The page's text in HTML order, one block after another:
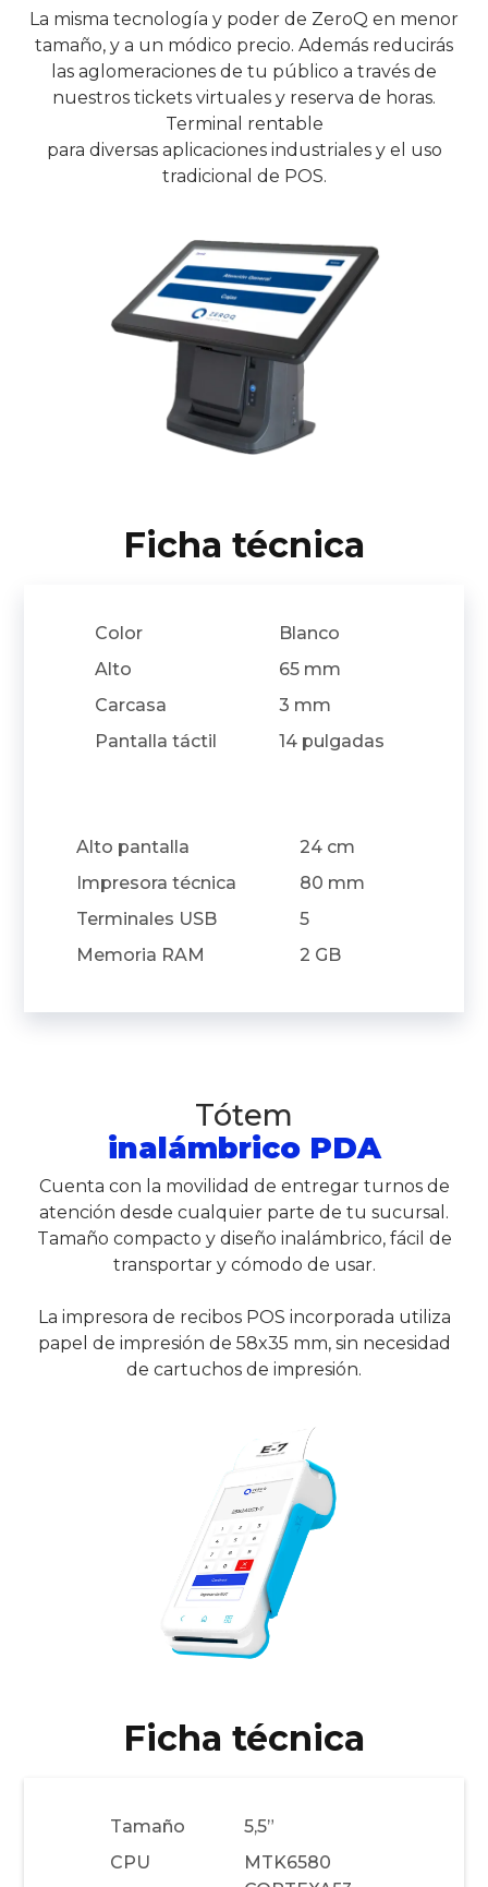
La misma tecnología y poder de ZeroQ en menor
tamaño, y a un módico precio. Además reducirás
las aglomeraciones de tu público a través de
nuestros tickets virtuales y reserva de horas.
Terminal rentable
para diversas aplicaciones industriales y el uso
tradicional de POS.
Ficha técnica
Color
Alto
Carcasa
Pantalla táctil
Blanco
65 mm
3 mm
14 pulgadas
Alto pantalla
Impresora técnica
Terminales USB
Memoria RAM
24 cm
80 mm
5
2 GB
Tótem
inalámbrico PDA
Cuenta con la movilidad de entregar turnos de
atención desde cualquier parte de tu sucursal.
Tamaño compacto y diseño inalámbrico, fácil de
transportar y cómodo de usar.
La impresora de recibos POS incorporada utiliza
papel de impresión de 58x35 mm, sin necesidad
de cartuchos de impresión.
Ficha técnica
Tamaño
CPU
5,5”
MTK6580